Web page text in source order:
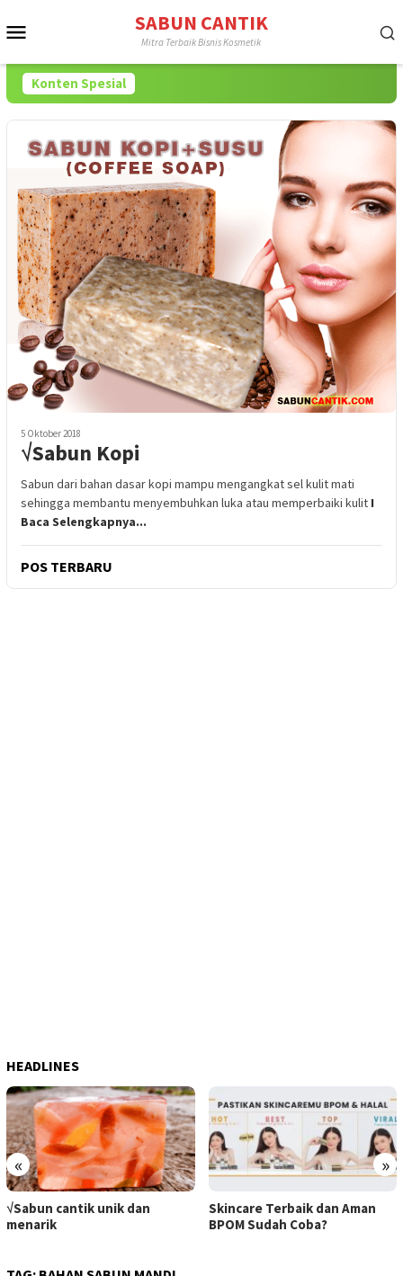
ke
SABUN CANTIK
Mitra Terbaik Bisnis Kosmetik
Konten Spesial
5 Oktober 2018
√Sabun Kopi
Sabun dari bahan dasar kopi mampu mengangkat sel kulit mati
sehingga membantu menyembuhkan luka atau memperbaiki kulit I
Baca Selengkapnya...
POS TERBARU
HEADLINES
« »
√Sabun cantik unik dan
menarik
Skincare Terbaik dan Aman
BPOM Sudah Coba?